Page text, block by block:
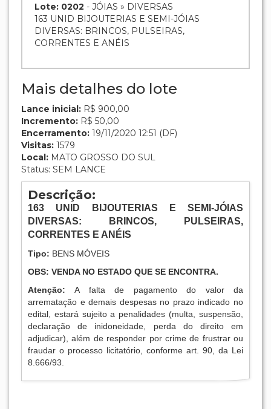
Lote: 0202 - JÓIAS » DIVERSAS
163 UNID BIJOUTERIAS E SEMI-JÓIAS
DIVERSAS: BRINCOS, PULSEIRAS,
CORRENTES E ANÉIS
Mais detalhes do lote
Lance inicial: R$ 900,00
Incremento: R$ 50,00
Encerramento: 19/11/2020 12:51 (DF)
Visitas: 1579
Local: MATO GROSSO DO SUL
Status: SEM LANCE
Descrição:
163 UNID BIJOUTERIAS E SEMI-JÓIAS
DIVERSAS: BRINCOS, PULSEIRAS,
CORRENTES E ANÉIS
Tipo: BENS MÓVEIS
OBS: VENDA NO ESTADO QUE SE ENCONTRA.
Atenção:A falta de pagamento do valor da
arrematação e demais despesas no prazo indicado no
edital, estará sujeito a penalidades (multa, suspensão,
declaração de inidoneidade, perda do direito em
adjudicar), além de responder por crime de frustrar ou
fraudar o processo licitatório, conforme art. 90, da Lei
8.666/93.